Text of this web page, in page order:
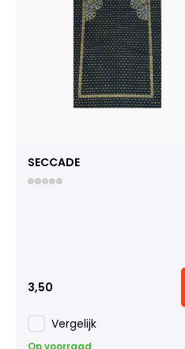
SECCADE
3,50
Vergelijk